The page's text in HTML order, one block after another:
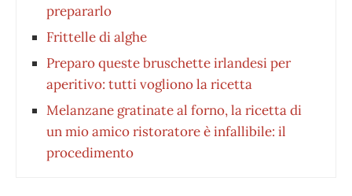
prepararlo
Frittelle di alghe
Preparo queste bruschette irlandesi per
aperitivo: tutti vogliono la ricetta
Melanzane gratinate al forno, la ricetta di
un mio amico ristoratore è infallibile: il
procedimento